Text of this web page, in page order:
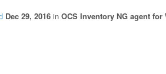
Dec 29, 2016 in OCS Inventory NG agent for